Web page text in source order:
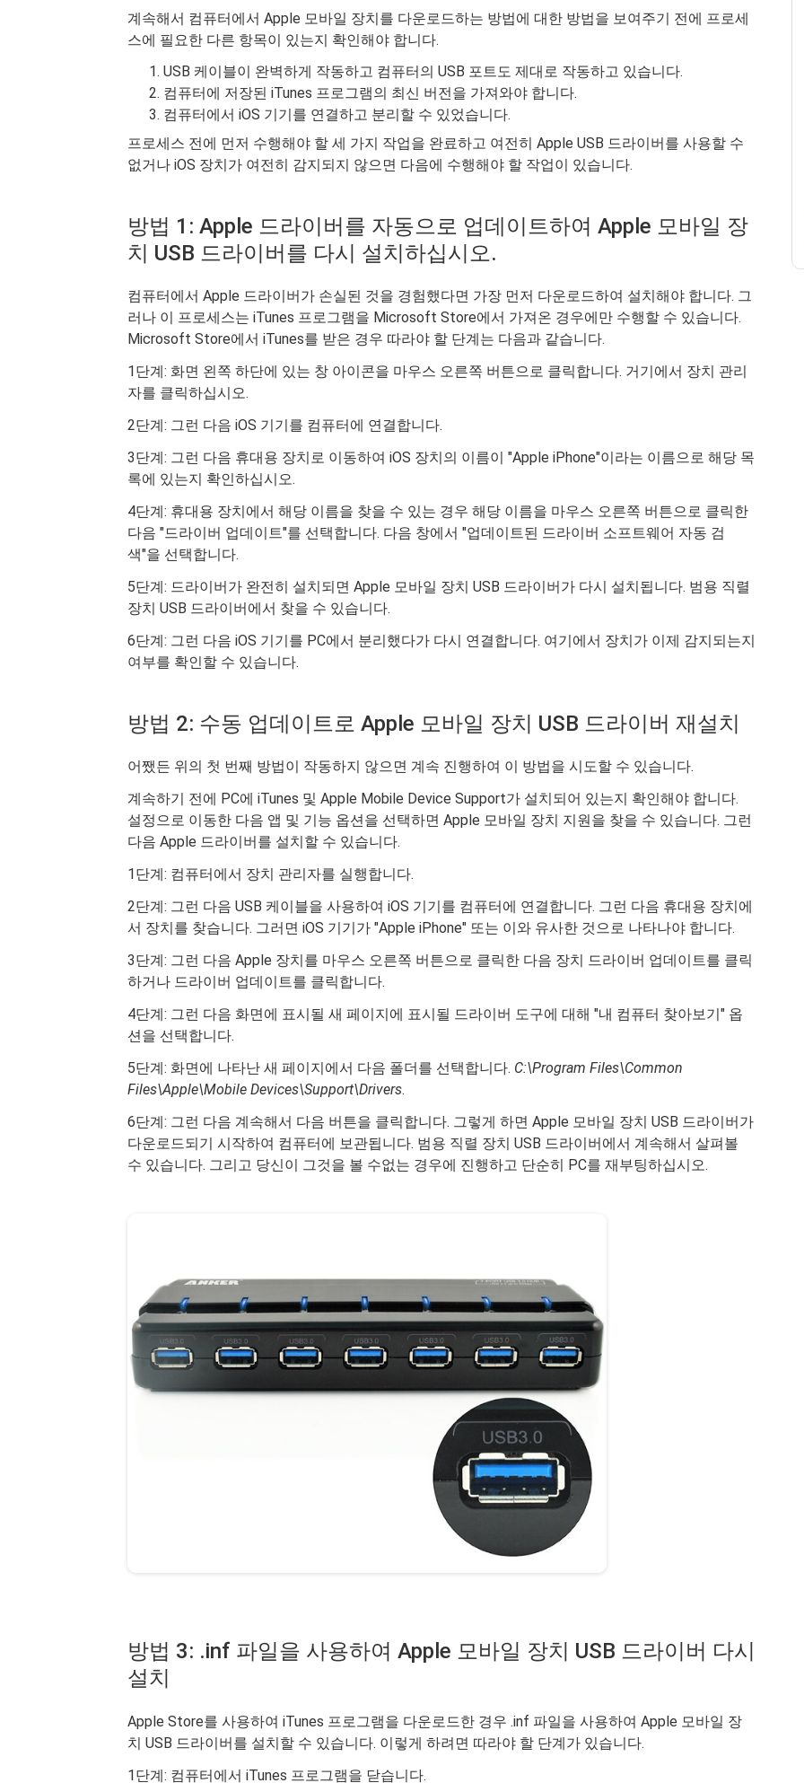
계속해서 컴퓨터에서 Apple 모바일 장치를 다운로드하는 방법에 대한 방법을 보여주기 전에 프로세
스에 필요한 다른 항목이 있는지 확인해야 합니다.
USB 케이블이 완벽하게 작동하고 컴퓨터의 USB 포트도 제대로 작동하고 있습니다.
컴퓨터에 저장된 iTunes 프로그램의 최신 버전을 가져와야 합니다.
컴퓨터에서 iOS 기기를 연결하고 분리할 수 있었습니다.
프로세스 전에 먼저 수행해야 할 세 가지 작업을 완료하고 여전히 Apple USB 드라이버를 사용할 수
없거나 iOS 장치가 여전히 감지되지 않으면 다음에 수행해야 할 작업이 있습니다.
방법 1: Apple 드라이버를 자동으로 업데이트하여 Apple 모바일 장
치 USB 드라이버를 다시 설치하십시오.
컴퓨터에서 Apple 드라이버가 손실된 것을 경험했다면 가장 먼저 다운로드하여 설치해야 합니다. 그
러나 이 프로세스는 iTunes 프로그램을 Microsoft Store에서 가져온 경우에만 수행할 수 있습니다.
Microsoft Store에서 iTunes를 받은 경우 따라야 할 단계는 다음과 같습니다.
1단계: 화면 왼쪽 하단에 있는 창 아이콘을 마우스 오른쪽 버튼으로 클릭합니다. 거기에서 장치 관리
자를 클릭하십시오.
2단계: 그런 다음 iOS 기기를 컴퓨터에 연결합니다.
3단계: 그런 다음 휴대용 장치로 이동하여 iOS 장치의 이름이 "Apple iPhone"이라는 이름으로 해당 목
록에 있는지 확인하십시오.
4단계: 휴대용 장치에서 해당 이름을 찾을 수 있는 경우 해당 이름을 마우스 오른쪽 버튼으로 클릭한
다음 "드라이버 업데이트"를 선택합니다. 다음 창에서 "업데이트된 드라이버 소프트웨어 자동 검
색"을 선택합니다.
5단계: 드라이버가 완전히 설치되면 Apple 모바일 장치 USB 드라이버가 다시 설치됩니다. 범용 직렬
장치 USB 드라이버에서 찾을 수 있습니다.
6단계: 그런 다음 iOS 기기를 PC에서 분리했다가 다시 연결합니다. 여기에서 장치가 이제 감지되는지
여부를 확인할 수 있습니다.
방법 2: 수동 업데이트로 Apple 모바일 장치 USB 드라이버 재설치
어쨌든 위의 첫 번째 방법이 작동하지 않으면 계속 진행하여 이 방법을 시도할 수 있습니다.
계속하기 전에 PC에 iTunes 및 Apple Mobile Device Support가 설치되어 있는지 확인해야 합니다.
설정으로 이동한 다음 앱 및 기능 옵션을 선택하면 Apple 모바일 장치 지원을 찾을 수 있습니다. 그런
다음 Apple 드라이버를 설치할 수 있습니다.
1단계: 컴퓨터에서 장치 관리자를 실행합니다.
2단계: 그런 다음 USB 케이블을 사용하여 iOS 기기를 컴퓨터에 연결합니다. 그런 다음 휴대용 장치에
서 장치를 찾습니다. 그러면 iOS 기기가 "Apple iPhone" 또는 이와 유사한 것으로 나타나야 합니다.
3단계: 그런 다음 Apple 장치를 마우스 오른쪽 버튼으로 클릭한 다음 장치 드라이버 업데이트를 클릭
하거나 드라이버 업데이트를 클릭합니다.
4단계: 그런 다음 화면에 표시될 새 페이지에 표시될 드라이버 도구에 대해 "내 컴퓨터 찾아보기" 옵
션을 선택합니다.
5단계: 화면에 나타난 새 페이지에서 다음 폴더를 선택합니다. C:\Program Files\Common
Files\Apple\Mobile Devices\Support\Drivers.
6단계: 그런 다음 계속해서 다음 버튼을 클릭합니다. 그렇게 하면 Apple 모바일 장치 USB 드라이버가
다운로드되기 시작하여 컴퓨터에 보관됩니다. 범용 직렬 장치 USB 드라이버에서 계속해서 살펴볼
수 있습니다. 그리고 당신이 그것을 볼 수없는 경우에 진행하고 단순히 PC를 재부팅하십시오.
방법 3: .inf 파일을 사용하여 Apple 모바일 장치 USB 드라이버 다시
설치
Apple Store를 사용하여 iTunes 프로그램을 다운로드한 경우 .inf 파일을 사용하여 Apple 모바일 장
치 USB 드라이버를 설치할 수 있습니다. 이렇게 하려면 따라야 할 단계가 있습니다.
1단계: 컴퓨터에서 iTunes 프로그램을 닫습니다.